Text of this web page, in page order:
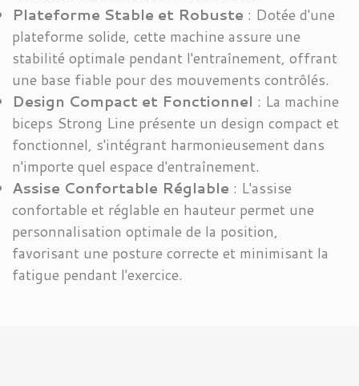
Plateforme Stable et Robuste : Dotée d'une
plateforme solide, cette machine assure une
stabilité optimale pendant l'entraînement, offrant
une base fiable pour des mouvements contrôlés.
Design Compact et Fonctionnel : La machine
biceps Strong Line présente un design compact et
fonctionnel, s'intégrant harmonieusement dans
n'importe quel espace d'entraînement.
Assise Confortable Réglable : L'assise
confortable et réglable en hauteur permet une
personnalisation optimale de la position,
favorisant une posture correcte et minimisant la
fatigue pendant l'exercice.